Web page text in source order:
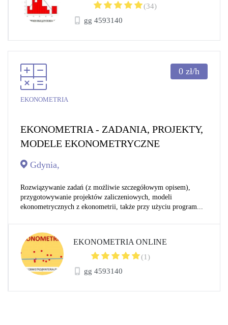
(34)
gg 4593140
EKONOMETRIA
0 zł/h
EKONOMETRIA - ZADANIA, PROJEKTY,
MODELE EKONOMETRYCZNE
Gdynia,
Rozwiązywanie zadań (z możliwie szczegółowym opisem),
przygotowywanie projektów zaliczeniowych, modeli
ekonometrycznych z ekonometrii, także przy użyciu program...
EKONOMETRIA ONLINE
(1)
gg 4593140